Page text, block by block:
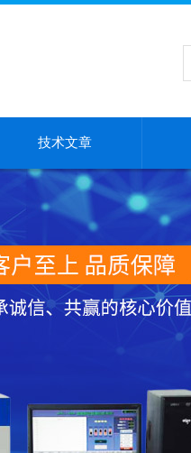
技术文章